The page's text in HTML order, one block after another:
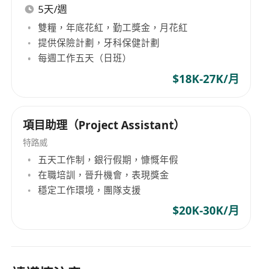
5天/週
雙糧，年底花紅，勤工獎金，月花紅
提供保險計劃，牙科保健計劃
每週工作五天（日班）
$18K-27K/月
項目助理（Project Assistant）
特路威
五天工作制，銀行假期，慷慨年假
在職培訓，晉升機會，表現獎金
穩定工作環境，團隊支援
$20K-30K/月